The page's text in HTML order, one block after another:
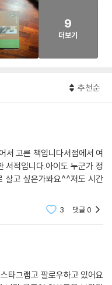
9
더보기
추천순
서 고른 책입니다서점에서 여
서적입니다.아이도 누군가 정
살고 싶은가봐요^^저도 시간
3 댓글0
타그램고 팔로우하고 있어요